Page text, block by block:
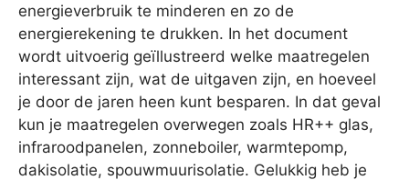
energieverbruik te minderen en zo de
energierekening te drukken. In het document
wordt uitvoerig geïllustreerd welke maatregelen
interessant zijn, wat de uitgaven zijn, en hoeveel
je door de jaren heen kunt besparen. In dat geval
kun je maatregelen overwegen zoals HR++ glas,
infraroodpanelen, zonneboiler, warmtepomp,
dakisolatie, spouwmuurisolatie. Gelukkig heb je